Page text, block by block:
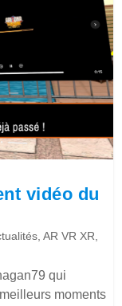
vidéo du
,AR VR XR,
qui
moments